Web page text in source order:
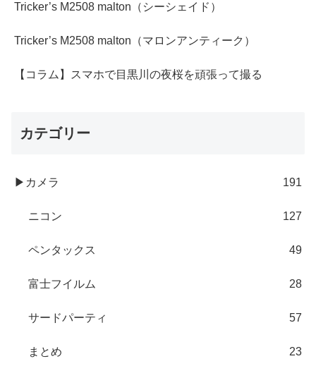
Tricker’s M2508 malton（シーシェイド）
Tricker’s M2508 malton（マロンアンティーク）
【コラム】スマホで目黒川の夜桜を頑張って撮る
カテゴリー
▶カメラ 191
ニコン 127
ペンタックス 49
富士フイルム 28
サードパーティ 57
まとめ 23